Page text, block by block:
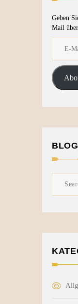
Geben
Mail